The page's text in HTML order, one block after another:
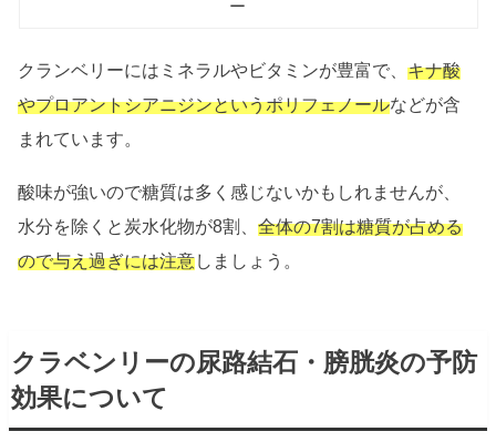
ー
クランベリーにはミネラルやビタミンが豊富で、キナ酸
やプロアントシアニジンというポリフェノールなどが含
まれています。
酸味が強いので糖質は多く感じないかもしれませんが、
水分を除くと炭水化物が8割、全体の7割は糖質が占める
ので与え過ぎには注意しましょう。
クラベンリーの尿路結石・膀胱炎の予防
効果について